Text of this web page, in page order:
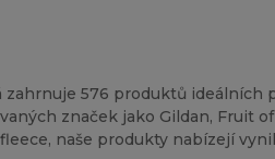
576 produktů ideálních
značek jako Gildan, Fruit
naše produkty nabízejí